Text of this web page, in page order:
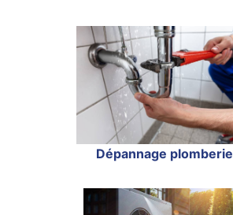
Dépannage plomberie